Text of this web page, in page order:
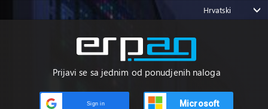
Hrvatski
Prijavi se sa jednim od ponudjenih naloga
Sign in Microsoft